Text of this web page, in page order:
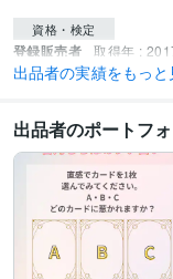
資格・検定
登録販売者 取得年 :
認定心理士 取得年 :
診療報酬請求事務能力認
カラーコーディネーター
色彩検定2級 取得年 :
臨床心理士 取得年 :
公認心理師 取得年 :
ビジネス・クリエイテ
Excel:15年PowerPoint:15
出品者の実績をもっと
出品者のポートフ